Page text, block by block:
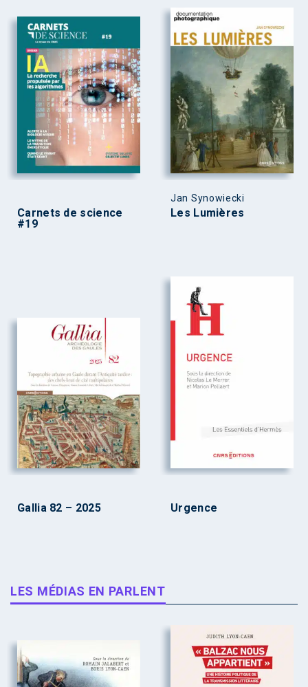
Carnets de science
#19
Jan Synowiecki
Les Lumières
Gallia 82 – 2025 Urgence
LES MÉDIAS EN PARLENT